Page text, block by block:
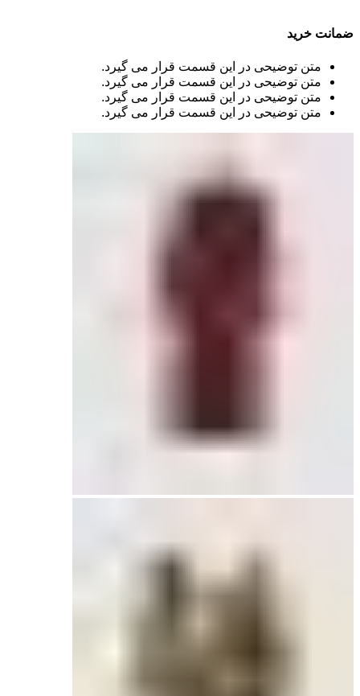
ضمانت خرید
متن توضیحی در این قسمت قرار می گیرد.
متن توضیحی در این قسمت قرار می گیرد.
متن توضیحی در این قسمت قرار می گیرد.
متن توضیحی در این قسمت قرار می گیرد.